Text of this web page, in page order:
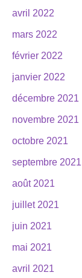
avril 2022
mars 2022
février 2022
janvier 2022
décembre 2021
novembre 2021
octobre 2021
septembre 2021
août 2021
juillet 2021
juin 2021
mai 2021
avril 2021